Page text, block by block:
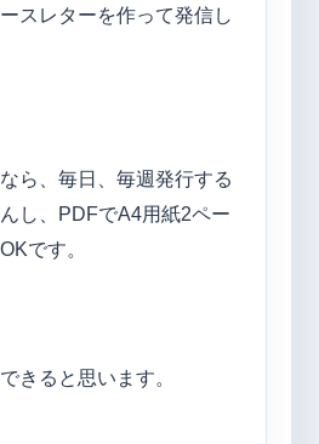
スレターを作って発信し
ら、毎日、毎週発行する
し、PDFでA4用紙2ペー
です。
きると思います。